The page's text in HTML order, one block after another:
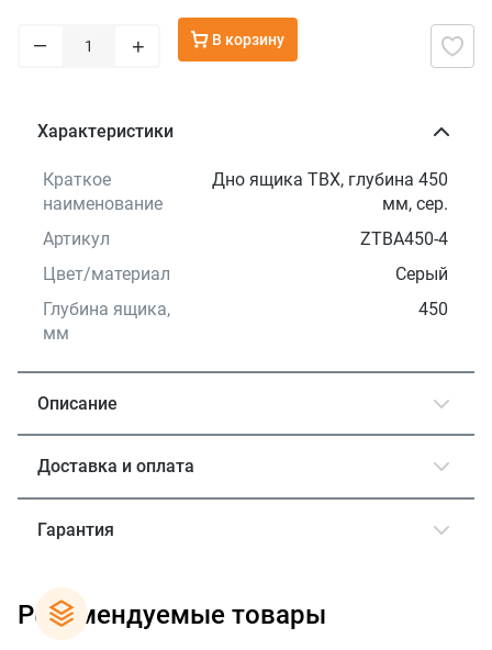
– + В корзину
Характеристики
Краткое
наименование
Дно ящика TBX, глубина 450
мм, сер.
Артикул
ZTBA450-4
Цвет/материал
Серый
Глубина ящика,
мм
450
Описание
Доставка и оплата
Гарантия
Рекомендуемые товары